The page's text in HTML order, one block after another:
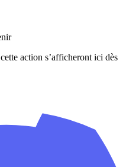
action s’afficheront ici dès